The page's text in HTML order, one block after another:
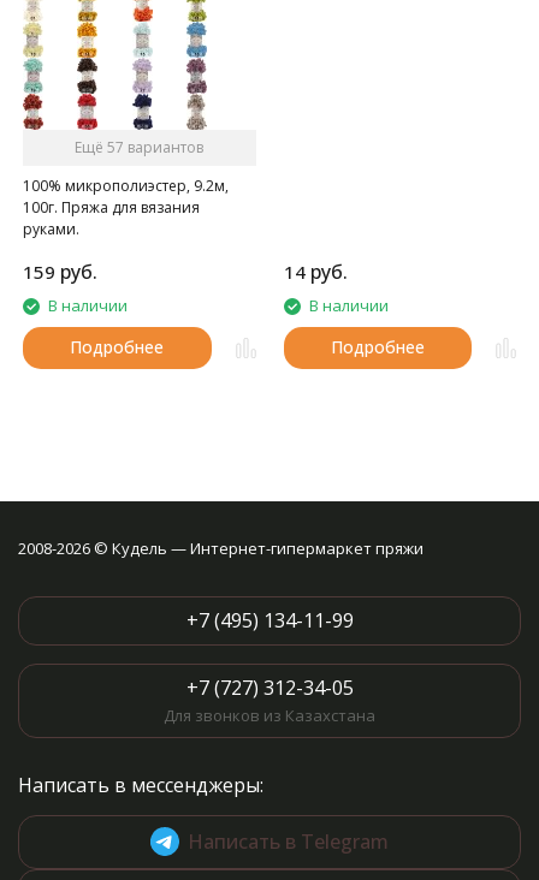
Ещё 57 вариантов
100% микрополиэстер, 9.2м,
100г. Пряжа для вязания
руками.
159 руб.
В наличии
Подробнее
14 руб.
В наличии
Подробнее
2008-2026 © Кудель — Интернет-гипермаркет пряжи
+7 (495) 134-11-99
+7 (727) 312-34-05
Для звонков из Казахстана
Написать в мессенджеры:
Написать в Telegram